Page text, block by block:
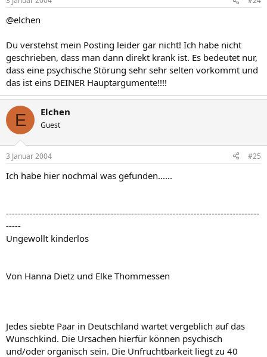
@elchen
Du verstehst mein Posting leider gar nicht! Ich habe nicht
geschrieben, dass man dann direkt krank ist. Es bedeutet nur,
dass eine psychische Störung sehr sehr selten vorkommt und
das ist eins DEINER Hauptargumente!!!!
E Elchen
Guest
3 Januar 2004 #25
Ich habe hier nochmal was gefunden......
-------------------------------------------------------------------------------------
-----
Ungewollt kinderlos
Von Hanna Dietz und Elke Thommessen
Jedes siebte Paar in Deutschland wartet vergeblich auf das
Wunschkind. Die Ursachen hierfür können psychisch
und/oder organisch sein. Die Unfruchtbarkeit liegt zu 40